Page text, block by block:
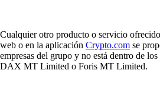
Cualquier otro producto o servicio
web o en la aplicación Crypto.com se
empresas del grupo y no está dentro de
DAX MT Limited o Foris MT Limited.